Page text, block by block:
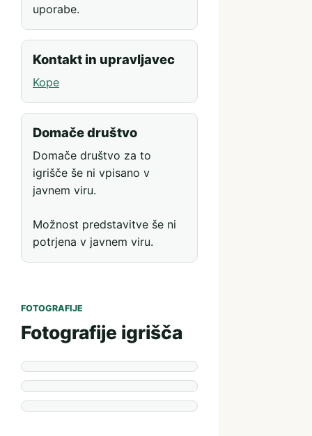
uporabe.
Kontakt in upravljavec
Kope
Domače društvo
Domače društvo za to
igrišče še ni vpisano v
javnem viru.
Možnost predstavitve še ni
potrjena v javnem viru.
FOTOGRAFIJE
Fotografije igrišča